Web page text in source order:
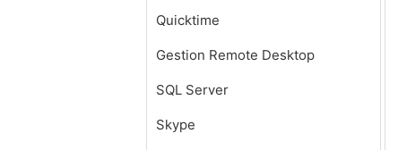
Quicktime
Gestion Remote Desktop
SQL Server
Skype